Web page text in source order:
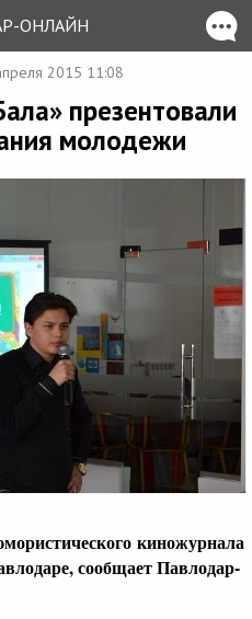
ОНЛАЙН
2015 11:08
презентовали
молодежи
киножурнала
сообщает Павлодар-